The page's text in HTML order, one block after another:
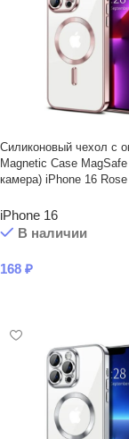
Силиконовый чехол с
Magnetic Case
камера) iPhone 16
iPhone 16
В наличии
168 ₽